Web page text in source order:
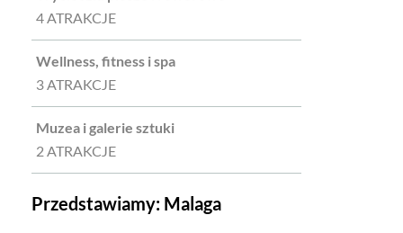
4 ATRAKCJE
Wellness, fitness i spa
3 ATRAKCJE
Muzea i galerie sztuki
2 ATRAKCJE
Przedstawiamy: Malaga